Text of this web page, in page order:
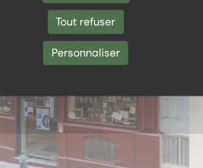
Tout refuser
Personnaliser